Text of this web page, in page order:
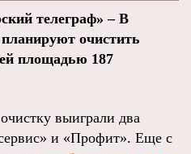
телеграф» – В
очистить
площадью 187
выиграли два
и «Профит». Еще с